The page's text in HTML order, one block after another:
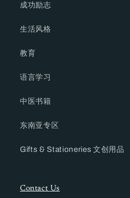
成功励志
生活风格
教育
语言学习
中医书籍
东南亚专区
Gifts & Stationeries 文创用品
Contact Us